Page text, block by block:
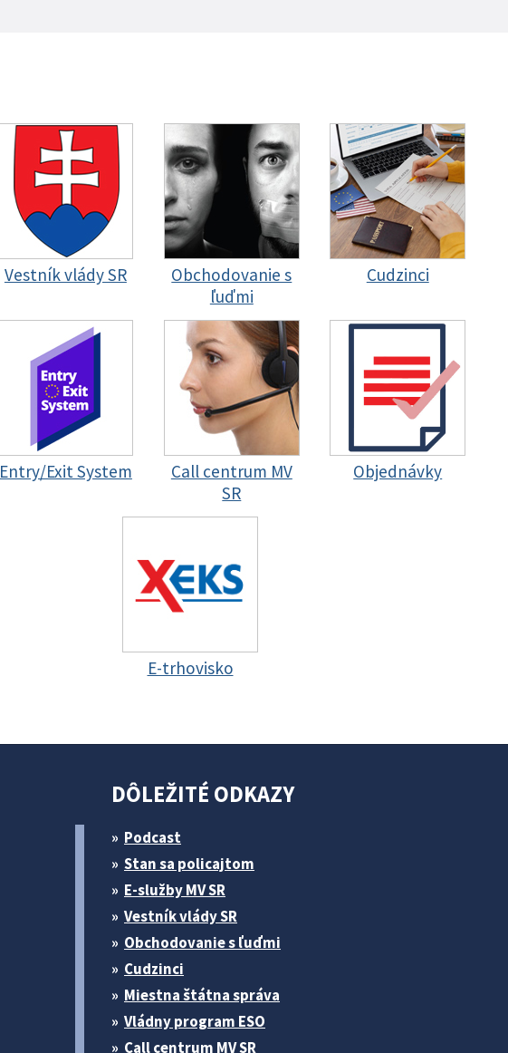
Vestník vlády SR
Obchodovanie s
ľuďmi
Cudzinci
Entry/Exit System
Call centrum MV
SR
Objednávky
E-trhovisko
DÔLEŽITÉ ODKAZY
Podcast
Stan sa policajtom
E-služby MV SR
Vestník vlády SR
Obchodovanie s ľuďmi
Cudzinci
Miestna štátna správa
Vládny program ESO
Call centrum MV SR